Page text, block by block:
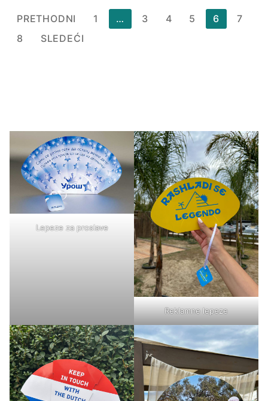
Paginacija
članaka
PRETHODNI 1 … 3 4 5 6
7
8
SLEDEĆI
Lepeze za proslave
Reklamne lepeze